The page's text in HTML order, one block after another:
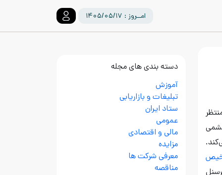
امــروز : ۱۴۰۵/۰۵/۱۷
دسته بندی های مجله
آموزش
تبلیغات و بازاریابی
ستاد ایران
عمومی
مالی و اقتصادی
مزایده
معرفی شرکت ها
مناقصه